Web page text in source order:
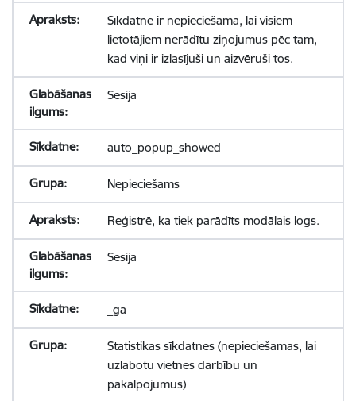
Sīkdatne ir nepieciešama, lai visiem
lietotājiem nerādītu ziņojumus pēc tam,
kad viņi ir izlasījuši un aizvēruši tos.
Sesija
auto_popup_showed
Nepieciešams
Reģistrē, ka tiek parādīts modālais logs.
Sesija
_ga
Statistikas sīkdatnes (nepieciešamas, lai
uzlabotu vietnes darbību un
pakalpojumus)